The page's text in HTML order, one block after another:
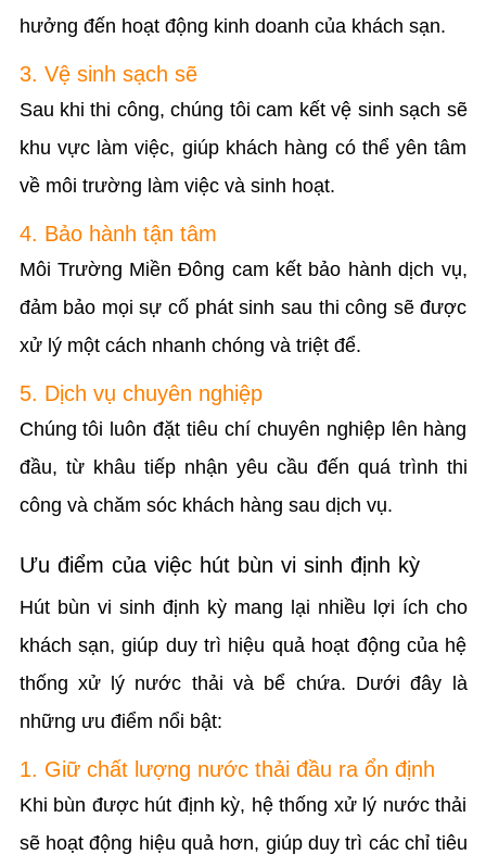
hưởng đến hoạt động kinh doanh của khách sạn.
3. Vệ sinh sạch sẽ
Sau khi thi công, chúng tôi cam kết vệ sinh sạch sẽ
khu vực làm việc, giúp khách hàng có thể yên tâm
về môi trường làm việc và sinh hoạt.
4. Bảo hành tận tâm
Môi Trường Miền Đông cam kết bảo hành dịch vụ,
đảm bảo mọi sự cố phát sinh sau thi công sẽ được
xử lý một cách nhanh chóng và triệt để.
5. Dịch vụ chuyên nghiệp
Chúng tôi luôn đặt tiêu chí chuyên nghiệp lên hàng
đầu, từ khâu tiếp nhận yêu cầu đến quá trình thi
công và chăm sóc khách hàng sau dịch vụ.
Ưu điểm của việc hút bùn vi sinh định kỳ
Hút bùn vi sinh định kỳ mang lại nhiều lợi ích cho
khách sạn, giúp duy trì hiệu quả hoạt động của hệ
thống xử lý nước thải và bể chứa. Dưới đây là
những ưu điểm nổi bật:
1. Giữ chất lượng nước thải đầu ra ổn định
Khi bùn được hút định kỳ, hệ thống xử lý nước thải
sẽ hoạt động hiệu quả hơn, giúp duy trì các chỉ tiêu